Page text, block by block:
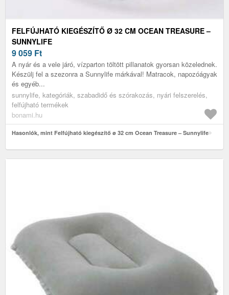
FELFÚJHATÓ KIEGÉSZÍTŐ Ø 32 CM OCEAN TREASURE –
SUNNYLIFE
9 059 Ft
A nyár és a vele járó, vízparton töltött pillanatok gyorsan közelednek.
Készülj fel a szezonra a Sunnylife márkával! Matracok, napozóágyak
és egyéb...
sunnylife, kategóriák, szabadidő és szórakozás, nyári felszerelés,
felfújható termékek
bonami.hu
Hasonlók, mint Felfújható kiegészítő ø 32 cm Ocean Treasure – Sunnylife